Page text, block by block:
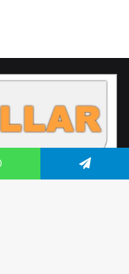
Telegram